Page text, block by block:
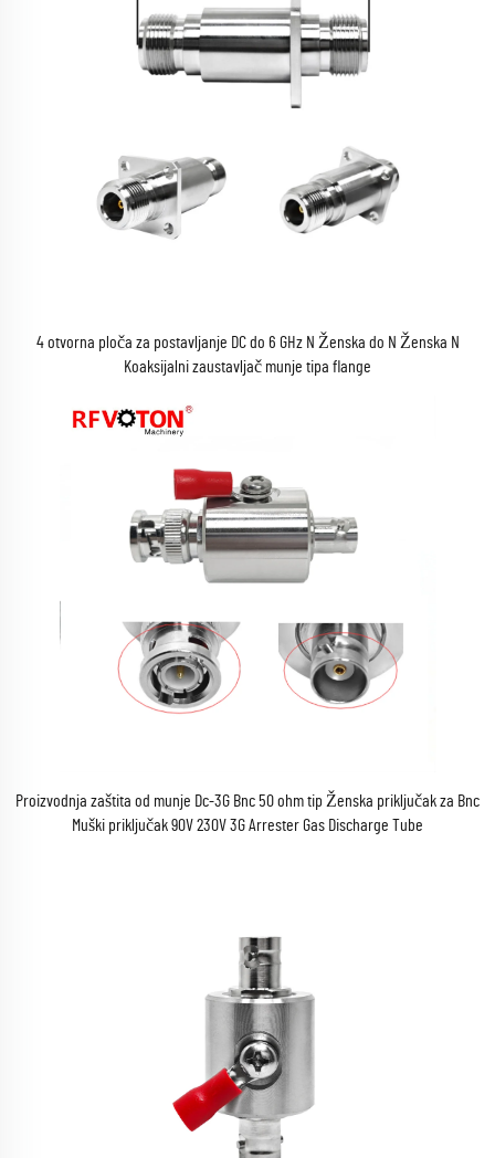
4 otvorna ploča za postavljanje DC do 6 GHz N Ženska do N Ženska N
Koaksijalni zaustavljač munje tipa flange
Proizvodnja zaštita od munje Dc-3G Bnc 50 ohm tip Ženska priključak za Bnc
Muški priključak 90V 230V 3G Arrester Gas Discharge Tube